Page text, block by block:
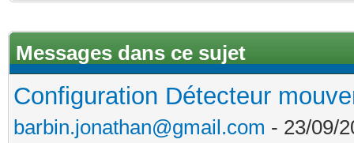
Messages dans ce sujet
Configuration Détecteur
barbin.jonathan@gmail.com - 23/09/